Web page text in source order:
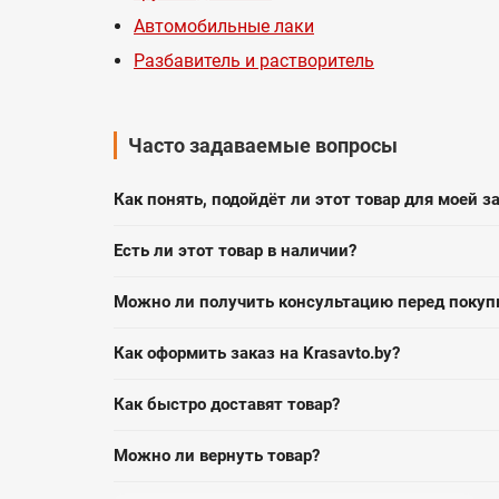
Автомобильные лаки
Разбавитель и растворитель
Часто задаваемые вопросы
Как понять, подойдёт ли этот товар для моей
Есть ли этот товар в наличии?
Можно ли получить консультацию перед
Как оформить заказ на Krasavto.by?
Как быстро доставят товар?
Можно ли вернуть товар?